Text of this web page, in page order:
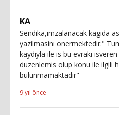
KA
Sendika,imzalanacak kagida
yazilmasinı onermektedir."
kaydıyla ile is bu evraki
duzenlemis olup konu ile ilgili
bulunmamaktadir"
9 yıl önce